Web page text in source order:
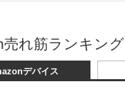
売れ筋ランキング
デバイス